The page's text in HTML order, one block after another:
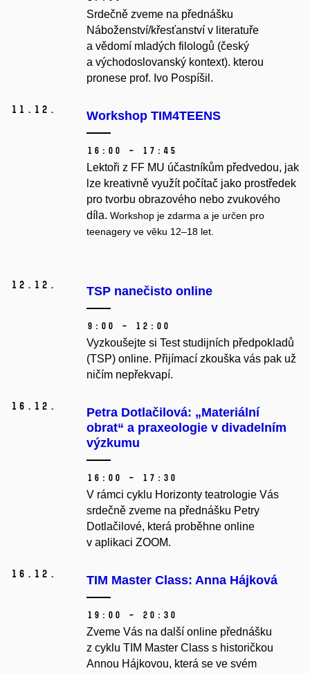
Srdečně zveme na přednášku
Náboženství/křesťanství v literatuře
a vědomí mladých filologů (český
a východoslovanský kontext). kterou
pronese prof. Ivo Pospíšil.
11. 12. Workshop TIM4TEENS
16:00 – 17:45
Lektoři z FF MU účastníkům předvedou, jak
lze kreativně využít počítač jako prostředek
pro tvorbu obrazového nebo zvukového
díla. Workshop je zdarma a je určen pro
teenagery ve věku 12–18 let.
12. 12. TSP nanečisto online
9:00 – 12:00
Vyzkoušejte si Test studijních předpokladů
(TSP) online. Přijímací zkouška vás pak už
ničím nepřekvapí.
16. 12.
Petra Dotlačilová: „Materiální
obrat“ a praxeologie v divadelním
výzkumu
16:00 – 17:30
V rámci cyklu Horizonty teatrologie Vás
srdečně zveme na přednášku Petry
Dotlačilové, která proběhne online
v aplikaci ZOOM.
16. 12. TIM Master Class: Anna Hájková
19:00 – 20:30
Zveme Vás na další online přednášku
z cyklu TIM Master Class s historičkou
Annou Hájkovou, která se ve svém